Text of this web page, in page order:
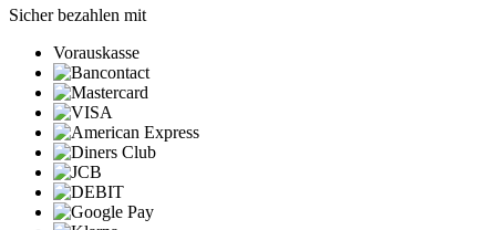
Sicher bezahlen mit
Vorauskasse